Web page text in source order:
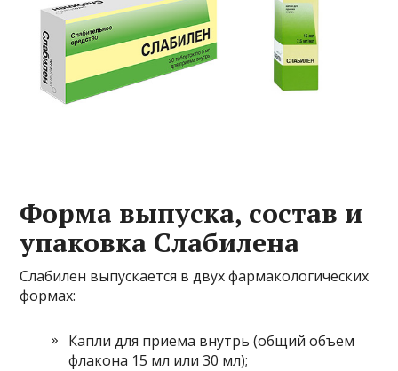
Форма выпуска, состав и
упаковка Слабилена
Слабилен выпускается в двух фармакологических
формах:
Капли для приема внутрь (общий объем
флакона 15 мл или 30 мл);